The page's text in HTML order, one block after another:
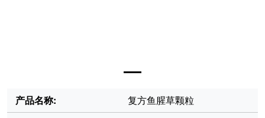
产品名称:
复方鱼腥草颗粒